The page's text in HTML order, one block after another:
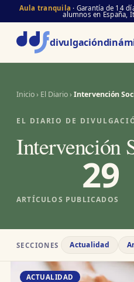
Aula tranquila · Garantía de 14
alumnos en España,
divulgación
Inicio› El Diario›Intervención
EL DIARIO DE
Intervención
29
ARTÍCULOS PUBLICADOS
SECCIONES Actualidad
ACTUALIDAD